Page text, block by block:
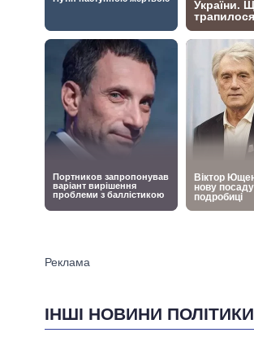
ІНШІ НОВИНИ ПОЛІТИКИ